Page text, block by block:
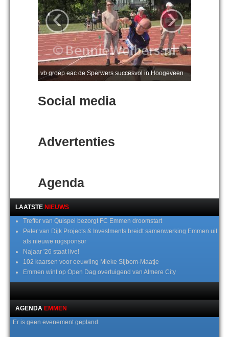
vb groep eac de Sperwers succesvol in Hoogeveen
‹ ›
Social media
Advertenties
Agenda
LAATSTE NIEUWS
Treffer van Quispel bezorgt FC Emmen droomstart
Peter van Dijk Projects & Investments breidt samenwerking Emmen uit
als nieuwe rugsponsor
Najaar '26 staat live!
102 kaarsen voor eeuwling Mieke Sijbom-Maatje
Emmen wint op Open Dag overtuigend van Almere City
AGENDA EMMEN
Er is geen evenement gepland.